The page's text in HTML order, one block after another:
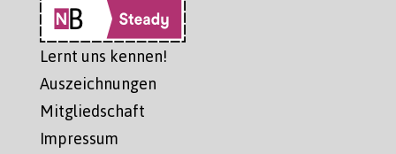
Lernt uns kennen!
Auszeichnungen
Mitgliedschaft
Impressum